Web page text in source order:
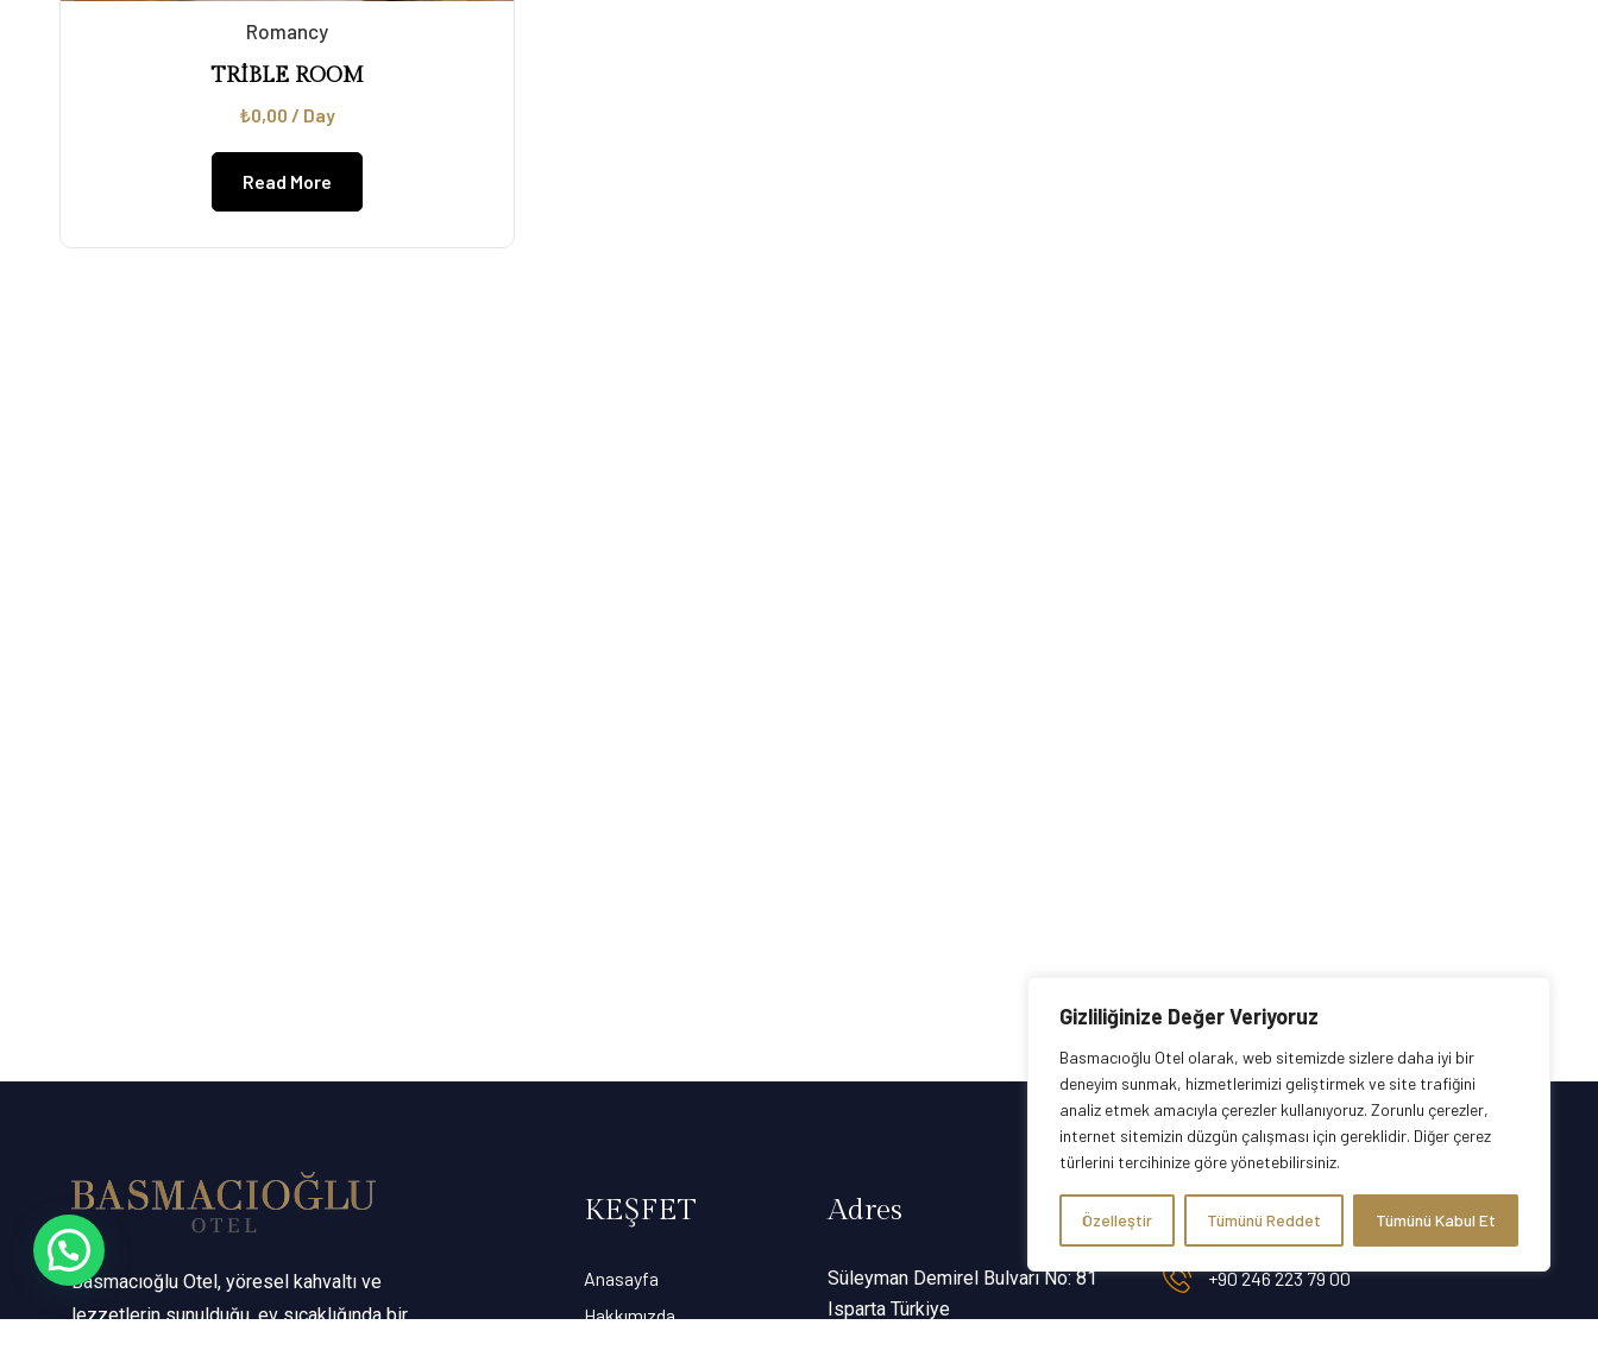
Gizliliğinize Değer Veriyoruz
Basmacıoğlu Otel olarak, web sitemizde sizlere daha iyi bir
deneyim sunmak, hizmetlerimizi geliştirmek ve site trafiğini
analiz etmek amacıyla çerezler kullanıyoruz. Zorunlu çerezler,
internet sitemizin düzgün çalışması için gereklidir. Diğer çerez
türlerini tercihinize göre yönetebilirsiniz.
Özelleştir Tümünü Reddet Tümünü Kabul Et
Romancy
TRİBLE ROOM
₺0,00 / Day
Read More
Basmacıoğlu Otel, yöresel kahvaltı ve
lezzetlerin sunulduğu, ev sıcaklığında bir
KEŞFET
Anasayfa
Hakkımızda
Adres
Süleyman Demirel Bulvarı No: 81
Isparta Türkiye
İletişim
+90 246 223 79 00